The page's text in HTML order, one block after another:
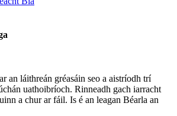
an láithreán gréasáin seo a aistríodh trí
uathoibríoch. Rinneadh gach iarracht
a chur ar fáil. Is é an leagan Béarla an